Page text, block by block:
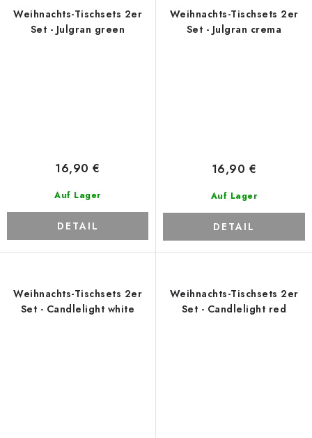
Weihnachts-Tischsets 2er
Set - Julgran green
Auf Lager
16,90 €
DETAIL
Weihnachts-Tischsets 2er
Set - Julgran crema
Auf Lager
16,90 €
DETAIL
Weihnachts-Tischsets 2er
Set - Candlelight white
Weihnachts-Tischsets 2er
Set - Candlelight red